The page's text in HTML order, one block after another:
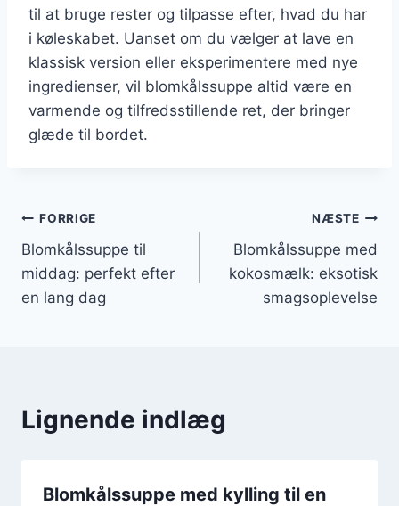
til at bruge rester og tilpasse efter, hvad du har
i køleskabet. Uanset om du vælger at lave en
klassisk version eller eksperimentere med nye
ingredienser, vil blomkålssuppe altid være en
varmende og tilfredsstillende ret, der bringer
glæde til bordet.
Indlægsnavigation
FORRIGE
Blomkålssuppe til
middag: perfekt efter
en lang dag
NÆSTE
Blomkålssuppe med
kokosmælk: eksotisk
smagsoplevelse
Lignende indlæg
Blomkålssuppe med kylling til en